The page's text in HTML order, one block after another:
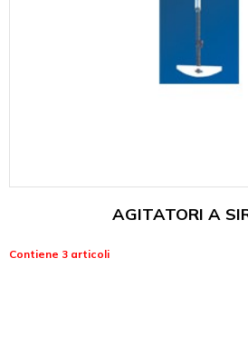
AGITATORI A
Contiene 3 articoli